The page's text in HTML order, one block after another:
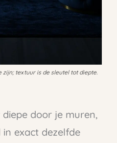
textuur is de sleutel tot diepte.
door je muren,
exact dezelfde